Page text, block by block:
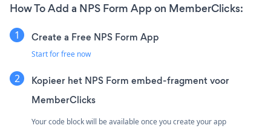
How To Add a NPS Form App on MemberClicks:
Create a Free NPS Form App
Start for free now
Kopieer het NPS Form embed-fragment voor
MemberClicks
Your code block will be available once you create your app